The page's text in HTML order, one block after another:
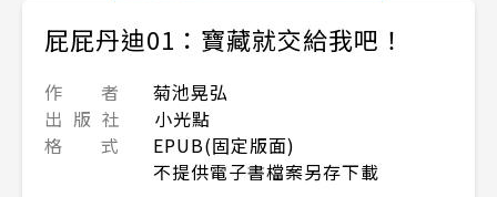
屁屁丹迪01：寶藏就交給我吧！
作 者
菊池晃弘
出 版 社
小光點
格 式
EPUB(固定版面)
不提供電子書檔案另存下載